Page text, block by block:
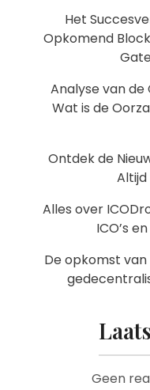
Het
Opkomend
Analyse van de
Wat is de
Ontdek de
Alles over
ICO’s
De opkomst van
Geen